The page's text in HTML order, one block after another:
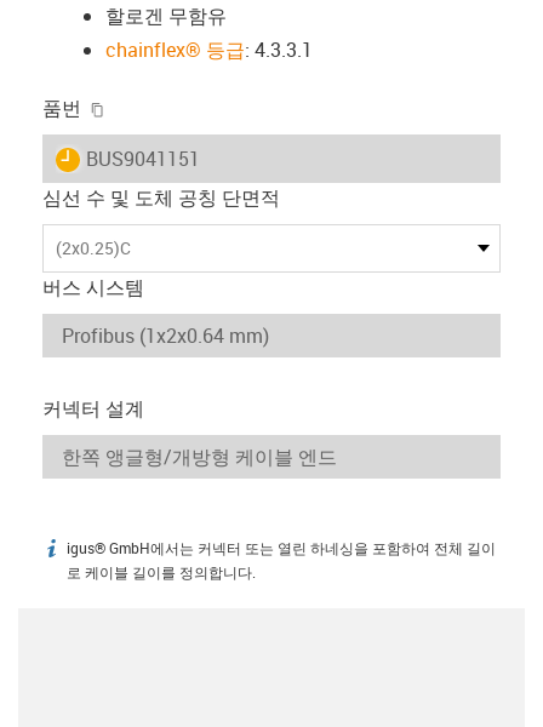
할로겐 무함유
chainflex® 등급: 4.3.3.1
품번
igus-icon-lieferzeit
BUS9041151
심선 수 및 도체 공칭 단면적
(2x0.25)C
버스 시스템
커넥터 설계
igus-icon-info
igus® GmbH에서는 커넥터 또는 열린 하네싱을 포함하여 전체 길이
로 케이블 길이를 정의합니다.